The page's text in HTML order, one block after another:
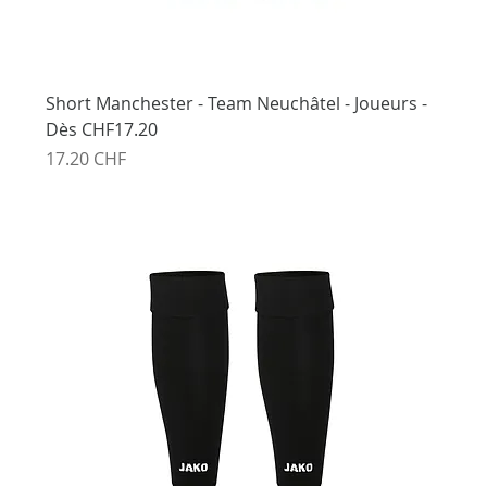
Short Manchester - Team Neuchâtel - Joueurs -
Dès CHF17.20
Prix
17.20 CHF